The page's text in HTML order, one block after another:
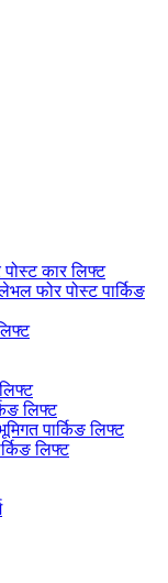
कार लिफ्ट
फोर पोस्ट पार्किङ
लिफ्ट
पार्किङ लिफ्ट
लिफ्ट